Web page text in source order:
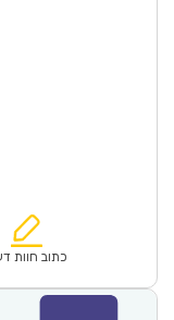
הוא:
כתוב חוות